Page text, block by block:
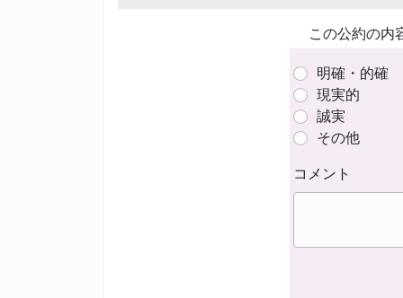
この公約の内
明確・的確
現実的
誠実
その他
コメント